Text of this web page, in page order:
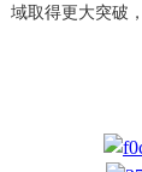
域取得更大突破